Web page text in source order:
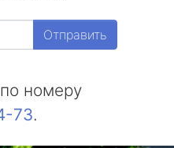
Отправить
номеру
73.